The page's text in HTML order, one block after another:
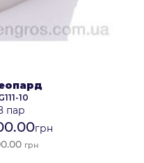
10
пар
грн
грн